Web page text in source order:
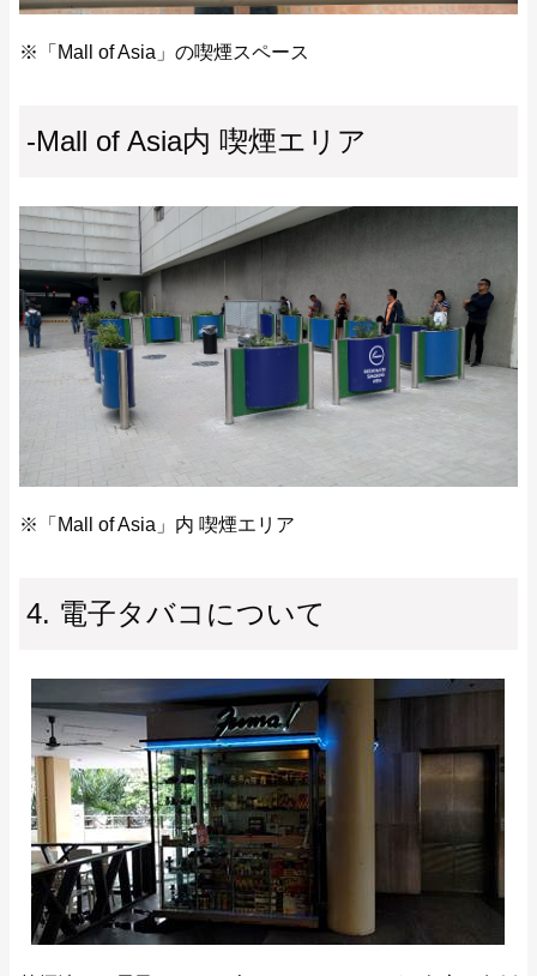
※「Mall of Asia」の喫煙スペース
-Mall of Asia内 喫煙エリア
※「Mall of Asia」内 喫煙エリア
4. 電子タバコについて